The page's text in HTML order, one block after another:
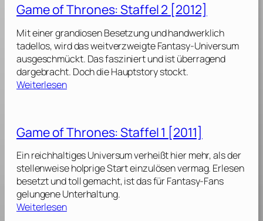
6
2
0
1
6
]
s
:
S
t
a
f
f
4
[
2
0
1
4
]
e
f
T
h
r
o
s
:
S
t
a
f
f
Game of Thrones: Staffel 2 [2012]
Mit einer grandiosen Besetzung und handwerklich
tadellos, wird das weitverzweigte Fantasy-Universum
ausgeschmückt. Das fasziniert und ist überragend
dargebracht. Doch die Hauptstory stockt.
Weiterlesen:
e
o
f
T
h
r
o
Game of Thrones: Staffel 1 [2011]
Ein reichhaltiges Universum verheißt hier mehr, als der
stellenweise holprige Start einzulösen vermag. Erlesen
besetzt und toll gemacht, ist das für Fantasy-Fans
gelungene Unterhaltung.
Weiterlesen: